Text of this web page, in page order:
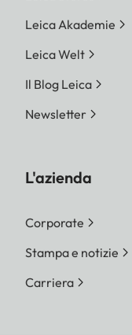
Leica Akademie
Leica Welt
Il Blog Leica
Newsletter
L'azienda
Corporate
Stampa e notizie
Carriera